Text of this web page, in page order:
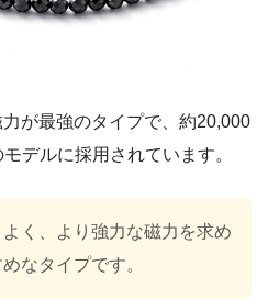
が最強のタイプで、約20,000
デルに採用されています。
く、より強力な磁力を求め
なタイプです。